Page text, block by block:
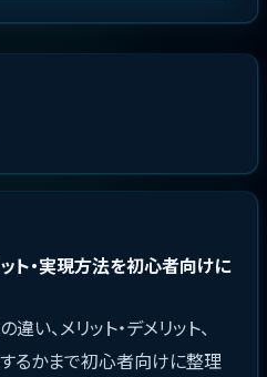
ット・実現方法を初心者向けに
い、メリット・デメリット、
るかまで初心者向けに整理